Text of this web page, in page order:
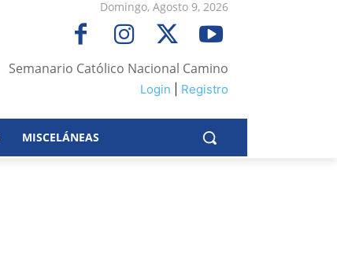
Domingo, Agosto 9, 2026
Semanario Católico Nacional Camino
Login Registro
MISCELÁNEAS